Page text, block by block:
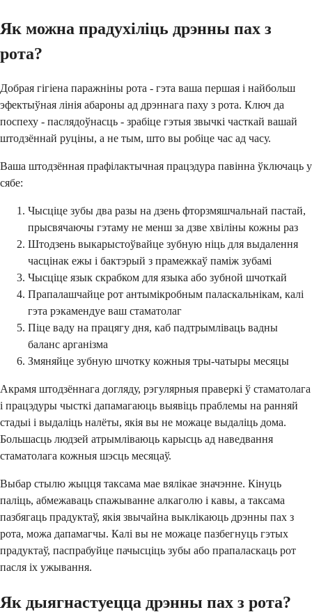
Як можна прадухіліць дрэнны пах з
рота?
Добрая гігіена паражніны рота - гэта ваша першая і найбольш
эфектыўная лінія абароны ад дрэннага паху з рота. Ключ да
поспеху - паслядоўнасць - зрабіце гэтыя звычкі часткай вашай
штодзённай руціны, а не тым, што вы робіце час ад часу.
Ваша штодзённая прафілактычная працэдура павінна ўключаць у
сябе:
Чысціце зубы два разы на дзень фторзмяшчальнай пастай,
прысвячаючы гэтаму не менш за дзве хвіліны кожны раз
Штодзень выкарыстоўвайце зубную ніць для выдалення
часцінак ежы і бактэрый з прамежкаў паміж зубамі
Чысціце язык скрабком для языка або зубной шчоткай
Прапалашчайце рот антымікробным паласкальнікам, калі
гэта рэкамендуе ваш стаматолаг
Піце ваду на працягу дня, каб падтрымліваць вадны
баланс арганізма
Змяняйце зубную шчотку кожныя тры-чатыры месяцы
Акрамя штодзённага догляду, рэгулярныя праверкі ў стаматолага
і працэдуры чысткі дапамагаюць выявіць праблемы на ранняй
стадыі і выдаліць налёты, якія вы не можаце выдаліць дома.
Большасць людзей атрымліваюць карысць ад наведвання
стаматолага кожныя шэсць месяцаў.
Выбар стылю жыцця таксама мае вялікае значэнне. Кінуць
паліць, абмежаваць спажыванне алкаголю і кавы, а таксама
пазбягаць прадуктаў, якія звычайна выклікаюць дрэнны пах з
рота, можа дапамагчы. Калі вы не можаце пазбегнуць гэтых
прадуктаў, паспрабуйце пачысціць зубы або прапаласкаць рот
пасля іх ужывання.
Як дыягнастуецца дрэнны пах з рота?